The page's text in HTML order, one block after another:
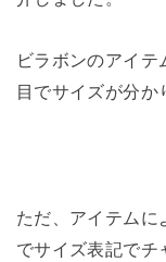
ビラボンのアイ
目でサイズが分か
ただ、アイテムに
でサイズ表記でチ